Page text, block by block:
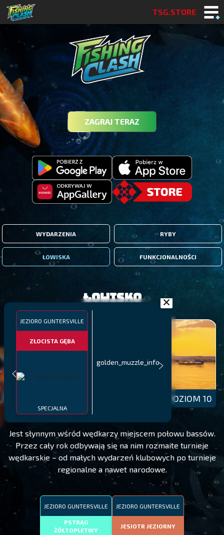
TSG.STORE
ZAGRAJ TERAZ
WYDARZENIA RYBY
ŁOWISKA FUNKCJONALNOŚCI
JEZIORO GUNTERSVILLE
ZŁOCISTA GĘBA
SPECJALNA
golden_muzzle_info
Łowisko
POZIOM 10
Jest słynnym wśród wędkarzy miejscem połowu bassów.
Przez cały rok odbywają się na nim rozmaite turnieje
wędkarskie – od małych wydarzeń klubowych po turnieje
regionalne a nawet narodowe.
JEZIORO GUNTERSVILLE
PSTRĄG
ŻÓŁTOPŁETWY
JEZIORO GUNTERSVILLE
JESIOTR JEZIORNY